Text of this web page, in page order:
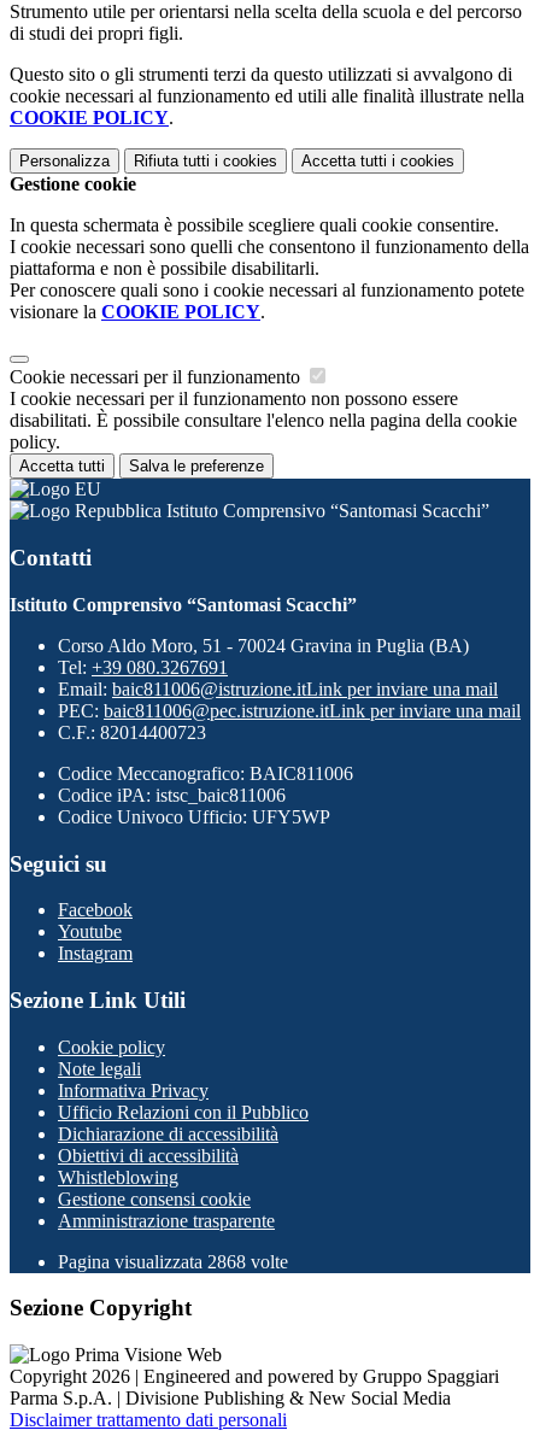
Strumento utile per orientarsi nella scelta della scuola e del percorso
di studi dei propri figli.
Questo sito o gli strumenti terzi da questo utilizzati si avvalgono di
cookie necessari al funzionamento ed utili alle finalità illustrate nella
COOKIE POLICY.
Personalizza Rifiuta tutti i cookies Accetta tutti i cookies
Gestione cookie
In questa schermata è possibile scegliere quali cookie consentire.
I cookie necessari sono quelli che consentono il funzionamento della
piattaforma e non è possibile disabilitarli.
Per conoscere quali sono i cookie necessari al funzionamento potete
visionare la COOKIE POLICY.
Cookie necessari per il funzionamento
I cookie necessari per il funzionamento non possono essere
disabilitati. È possibile consultare l'elenco nella pagina della cookie
policy.
Accetta tutti Salva le preferenze
Istituto Comprensivo “Santomasi Scacchi”
Contatti
Istituto Comprensivo “Santomasi Scacchi”
Corso Aldo Moro, 51 - 70024 Gravina in Puglia (BA)
Tel: +39 080.3267691
Email: baic811006@istruzione.itLink per inviare una mail
PEC: baic811006@pec.istruzione.itLink per inviare una mail
C.F.: 82014400723
Codice Meccanografico: BAIC811006
Codice iPA: istsc_baic811006
Codice Univoco Ufficio: UFY5WP
Seguici su
Facebook
Youtube
Instagram
Sezione Link Utili
Cookie policy
Note legali
Informativa Privacy
Ufficio Relazioni con il Pubblico
Dichiarazione di accessibilità
Obiettivi di accessibilità
Whistleblowing
Gestione consensi cookie
Amministrazione trasparente
Pagina visualizzata 2868 volte
Sezione Copyright
Copyright 2026 | Engineered and powered by Gruppo Spaggiari
Parma S.p.A. | Divisione Publishing & New Social Media
Disclaimer trattamento dati personali